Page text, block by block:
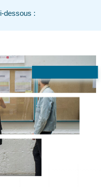
dessous :